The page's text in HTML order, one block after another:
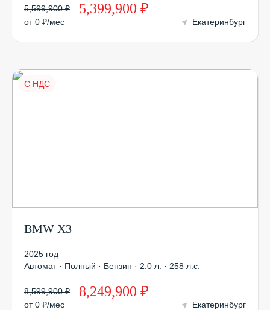
5,599,900 ₽ 5,399,900 ₽
от 0 ₽/мес Екатеринбург
С НДС
BMW X3
2025 год
Автомат · Полный · Бензин · 2.0 л. · 258 л.с.
8,599,900 ₽ 8,249,900 ₽
от 0 ₽/мес Екатеринбург